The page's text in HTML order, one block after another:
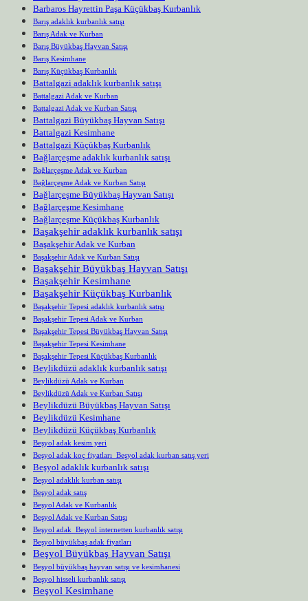
Barbaros Hayrettin Paşa Küçükbaş Kurbanlık
Barış adaklık kurbanlık satışı
Barış Adak ve Kurban
Barış Büyükbaş Hayvan Satışı
Barış Kesimhane
Barış Küçükbaş Kurbanlık
Battalgazi adaklık kurbanlık satışı
Battalgazi Adak ve Kurban
Battalgazi Adak ve Kurban Satışı
Battalgazi Büyükbaş Hayvan Satışı
Battalgazi Kesimhane
Battalgazi Küçükbaş Kurbanlık
Bağlarçeşme adaklık kurbanlık satışı
Bağlarçeşme Adak ve Kurban
Bağlarçeşme Adak ve Kurban Satışı
Bağlarçeşme Büyükbaş Hayvan Satışı
Bağlarçeşme Kesimhane
Bağlarçeşme Küçükbaş Kurbanlık
Başakşehir adaklık kurbanlık satışı
Başakşehir Adak ve Kurban
Başakşehir Adak ve Kurban Satışı
Başakşehir Büyükbaş Hayvan Satışı
Başakşehir Kesimhane
Başakşehir Küçükbaş Kurbanlık
Başakşehir Tepesi adaklık kurbanlık satışı
Başakşehir Tepesi Adak ve Kurban
Başakşehir Tepesi Büyükbaş Hayvan Satışı
Başakşehir Tepesi Kesimhane
Başakşehir Tepesi Küçükbaş Kurbanlık
Beylikdüzü adaklık kurbanlık satışı
Beylikdüzü Adak ve Kurban
Beylikdüzü Adak ve Kurban Satışı
Beylikdüzü Büyükbaş Hayvan Satışı
Beylikdüzü Kesimhane
Beylikdüzü Küçükbaş Kurbanlık
Beşyol adak kesim yeri
Beşyol adak koç fiyatları Beşyol adak kurban satış yeri
Beşyol adaklık kurbanlık satışı
Beşyol adaklık kurban satışı
Beşyol adak satış
Beşyol Adak ve Kurbanlık
Beşyol Adak ve Kurban Satışı
Beşyol adak Beşyol internetten kurbanlık satışı
Beşyol büyükbaş adak fiyatları
Beşyol Büyükbaş Hayvan Satışı
Beşyol büyükbaş hayvan satışı ve kesimhanesi
Beşyol hisseli kurbanlık satışı
Beşyol Kesimhane